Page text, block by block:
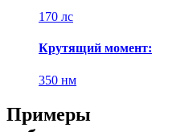
170 лс
Крутящий момент:
350 нм
Примеры